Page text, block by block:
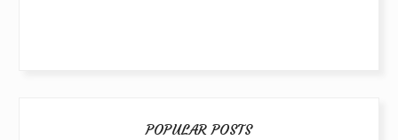
POPULAR POSTS